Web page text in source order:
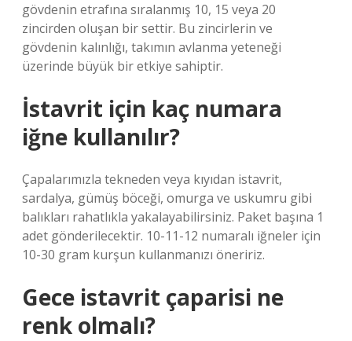
gövdenin etrafına sıralanmış 10, 15 veya 20
zincirden oluşan bir settir. Bu zincirlerin ve
gövdenin kalınlığı, takımın avlanma yeteneği
üzerinde büyük bir etkiye sahiptir.
İstavrit için kaç numara
iğne kullanılır?
Çapalarımızla tekneden veya kıyıdan istavrit,
sardalya, gümüş böceği, omurga ve uskumru gibi
balıkları rahatlıkla yakalayabilirsiniz. Paket başına 1
adet gönderilecektir. 10-11-12 numaralı iğneler için
10-30 gram kurşun kullanmanızı öneririz.
Gece istavrit çaparisi ne
renk olmalı?